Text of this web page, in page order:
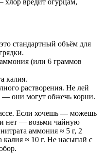
стандартный объём для
(или 6 граммов
калия.
растворения. Не лей
они могут обжечь корни.
Если хочешь — можешь
нет — возьми чайную
аммония ≈ 5 г, 2
калия ≈ 10 г. Не насыпай с